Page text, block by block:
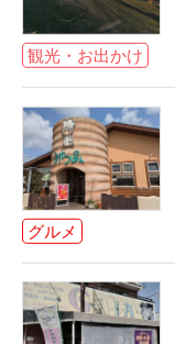
観光・お出かけ
グルメ